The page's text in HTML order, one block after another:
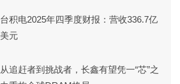
台积电2025年四季度财报：营收336.7亿
美元
从追赶者到挑战者，长鑫有望凭一“芯”之